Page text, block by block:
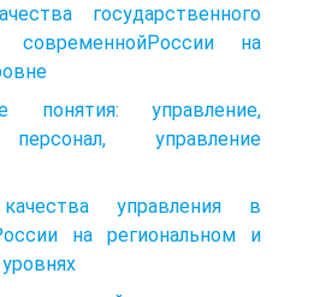
государственного
современнойРоссии на
понятия: управление,
персонал, управление
управления в
на региональном и